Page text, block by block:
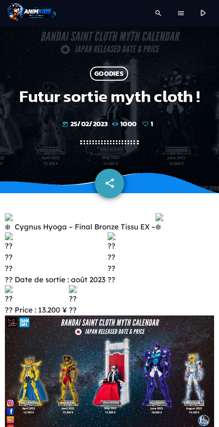
search menu play_arrow
GOODIES
Futur sortie myth cloth !
today 25/02/2023 1000 1
share
email
Cygnus Hyoga – Final Bronze Tissu EX –
Date de sortie : août 2023
Price : 13.200 ¥